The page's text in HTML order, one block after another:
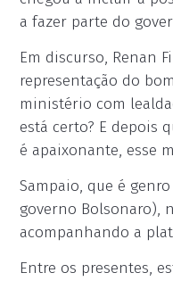
a fazer parte do
Em discurso, Renan
representação do
ministério com
está certo? E depois
é apaixonante, esse
Sampaio, que é
governo Bolsonaro),
acompanhando a
Entre os presentes,